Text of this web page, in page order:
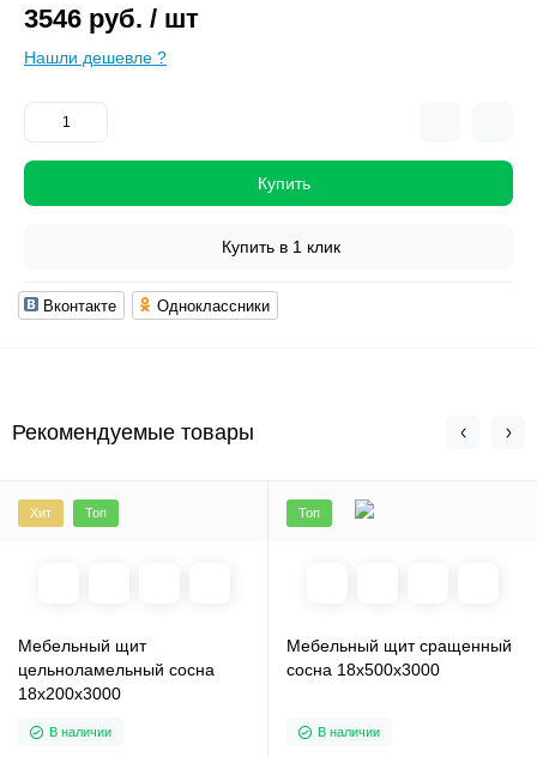
3546 руб. / шт
Нашли дешевле ?
Купить
Купить в 1 клик
Вконтакте Одноклассники
Рекомендуемые товары
Хит Топ
Мебельный щит
цельноламельный сосна
18х200х3000
В наличии
Топ
Мебельный щит сращенный
сосна 18х500х3000
В наличии